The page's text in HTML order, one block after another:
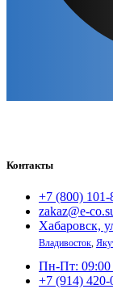
Контакты
+7 (800) 101-
zakaz@e-
Хабаровск,
Владивосток,
Пн-Пт: 09:00
+7 (914) 420-